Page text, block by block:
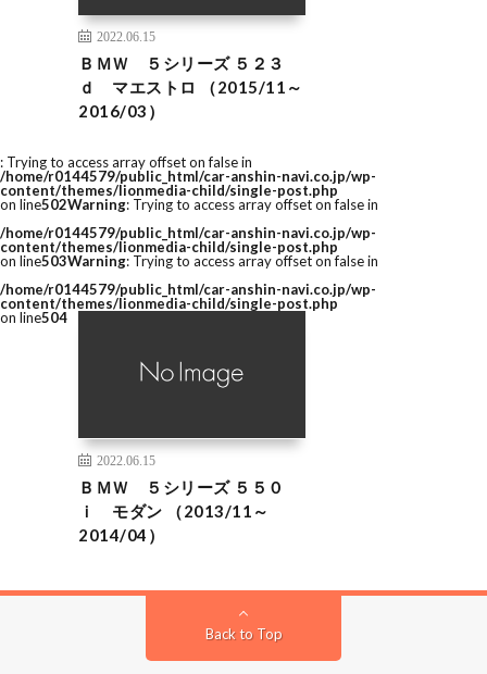
2022.06.15
ＢＭＷ ５シリーズ ５２３
ｄ マエストロ （2015/11～
2016/03）
: Trying to access array offset on false in
/home/r0144579/public_html/car-anshin-navi.co.jp/wp-
content/themes/lionmedia-child/single-post.php
on line502Warning: Trying to access array offset on false in
/home/r0144579/public_html/car-anshin-navi.co.jp/wp-
content/themes/lionmedia-child/single-post.php
on line503Warning: Trying to access array offset on false in
/home/r0144579/public_html/car-anshin-navi.co.jp/wp-
content/themes/lionmedia-child/single-post.php
on line504
2022.06.15
ＢＭＷ ５シリーズ ５５０
ｉ モダン （2013/11～
2014/04）
Back to Top